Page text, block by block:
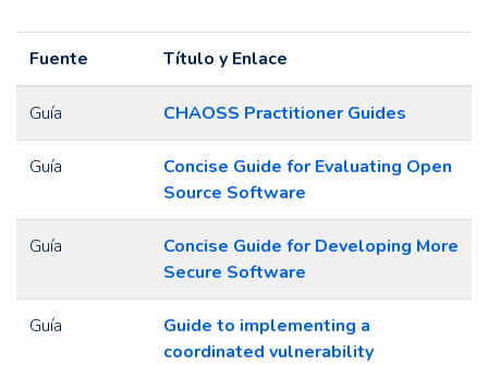
Fuente Título y Enlace
Guía CHAOSS Practitioner Guides
Guía
Concise Guide for Evaluating Open
Source Software
Guía
Concise Guide for Developing More
Secure Software
Guía
Guide to implementing a
coordinated vulnerability